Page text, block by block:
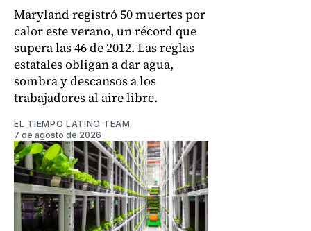
Maryland registró 50 muertes por
calor este verano, un récord que
supera las 46 de 2012. Las reglas
estatales obligan a dar agua,
sombra y descansos a los
trabajadores al aire libre.
EL TIEMPO LATINO TEAM
7 de agosto de 2026